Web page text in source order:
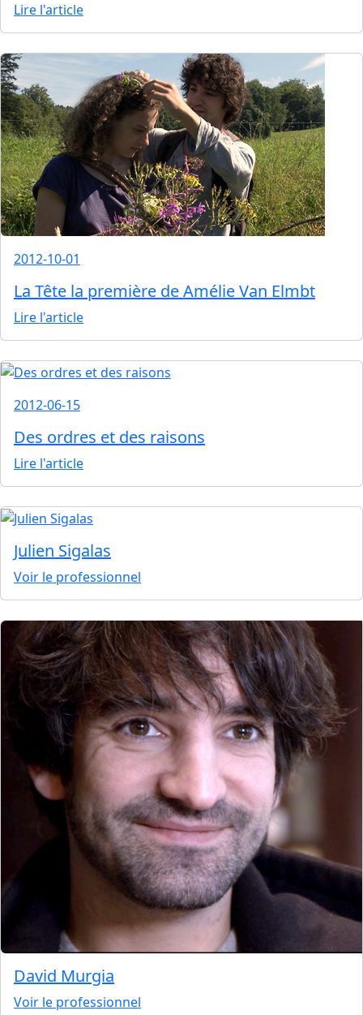
Lire l'article
2012-10-01
La Tête la première de Amélie Van Elmbt
Lire l'article
2012-06-15
Des ordres et des raisons
Lire l'article
Julien Sigalas
Voir le professionnel
David Murgia
Voir le professionnel